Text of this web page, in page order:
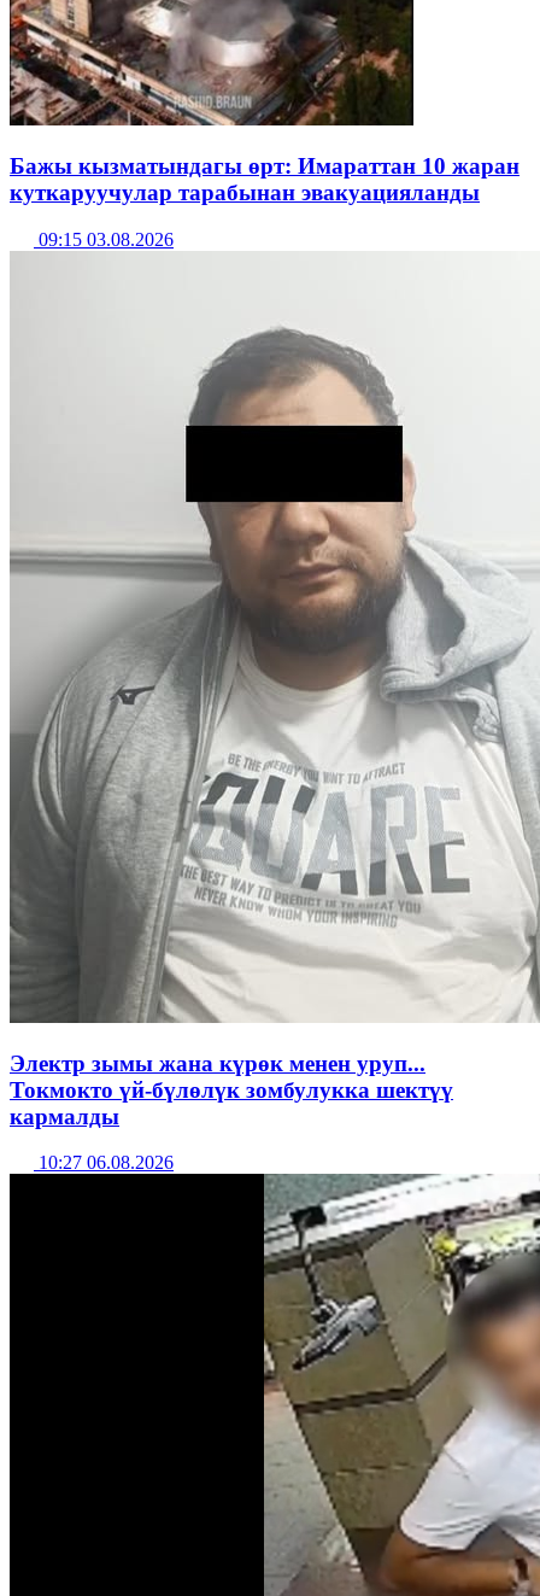
Бажы кызматындагы өрт: Имараттан 10 жаран
куткаруучулар тарабынан эвакуацияланды
09:15 03.08.2026
Электр зымы жана күрөк менен уруп...
Токмокто үй-бүлөлүк зомбулукка шектүү
кармалды
10:27 06.08.2026